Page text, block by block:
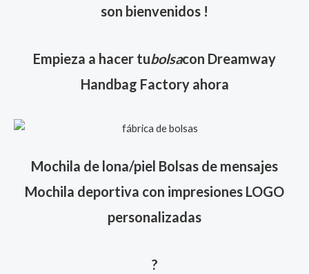
son bienvenidos !
Empieza a hacer tubolsacon Dreamway
Handbag Factory ahora
Mochila de lona/piel Bolsas de mensajes
Mochila deportiva con impresiones LOGO
personalizadas
?